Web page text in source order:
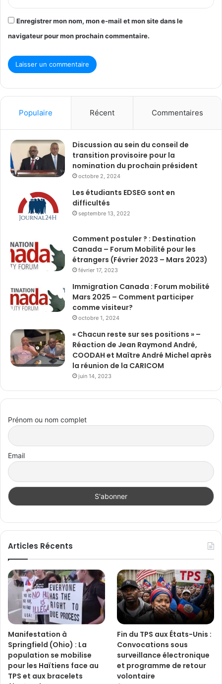
Enregistrer mon nom, mon e-mail et mon site dans le
navigateur pour mon prochain commentaire.
Populaire Récent Commentaires
Discussion au sein du conseil de
transition provisoire pour la
nomination du prochain président
octobre 2, 2024
Les étudiants EDSEG sont en
difficultés
septembre 13, 2022
Comment postuler ? : Destination
Canada – Forum Mobilité pour les
étrangers (Février 2023 – Mars 2023)
février 17, 2023
Immigration Canada : Forum mobilité
Mars 2025 – Comment participer
comme visiteur?
octobre 1, 2024
« Chacun reste sur ses positions » –
Réaction de Jean Raymond André,
COODAH et Maître André Michel après
la réunion de la CARICOM
juin 14, 2023
Prénom ou nom complet
Email
Articles Récents
Manifestation à
Springfield (Ohio) : La
population se mobilise
pour les Haïtiens face au
TPS et aux bracelets
Fin du TPS aux États-Unis :
Convocations sous
surveillance électronique
et programme de retour
volontaire